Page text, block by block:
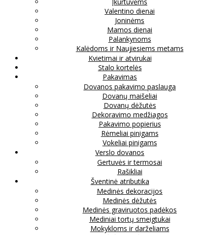
Valentino dienai
Joninėms
Mamos dienai
Palankynoms
Kalėdoms ir Naujiesiems metams
Kvietimai ir atvirukai
Stalo kortelės
Pakavimas
Dovanos pakavimo paslauga
Dovanų maišeliai
Dovanų dėžutės
Dekoravimo medžiagos
Pakavimo popierius
Rėmeliai pinigams
Vokeliai pinigams
Verslo dovanos
Gertuvės ir termosai
Rašikliai
Šventinė atributika
Medinės dekoracijos
Medinės dėžutės
Medinės graviruotos padėkos
Mediniai tortų smeigtukai
Mokykloms ir darželiams